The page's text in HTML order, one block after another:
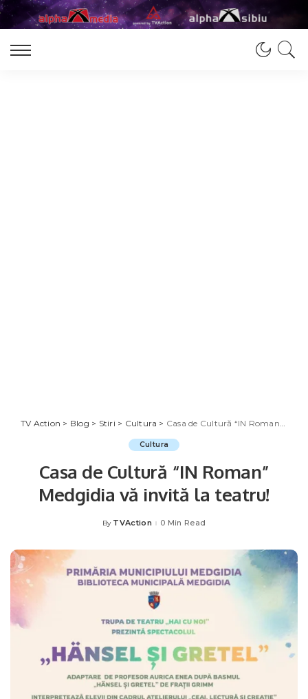
TV Action > Blog > Stiri > Cultura > Casa de Cultură “IN Roman” Medgidia vă invită la teatru!
Cultura
Casa de Cultură “IN Roman”
Medgidia vă invită la teatru!
Posted
By TVAction 0 Min Read